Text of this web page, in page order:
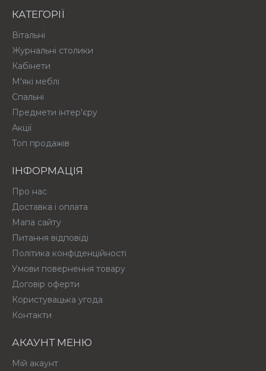
КАТЕГОРІЇ
Вітальні
Журнальні столики
Кабінети
М'які меблі
Спальні
Предмети інтер'єру
Акції
Топ продажів
ІНФОРМАЦІЯ
Про нас
Доставка і оплата
Мапа сайту
Питання відповіді
Політика конфіденційності
Умови повернення товару
Договір оферти
Користувацька угода
Контакти
АКАУНТ МЕНЮ
Мій акаунт